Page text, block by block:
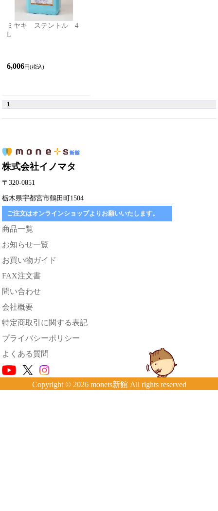
ミヤキ ステントル 4
L
6,006円(税込)
1
株式会社イノマタ
〒320-0851
栃木県宇都宮市鶴田町1504
ご注文はオンラインショップよりお願いいたします。
商品一覧
お知らせ一覧
お買い物ガイド
FAX注文書
問い合わせ
会社概要
特定商取引に関する表記
プライバシーポリシー
よくある質問
Copyright © 2026 monets新館 All rights reserved